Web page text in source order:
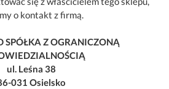
o kontakt z firmą.
SPÓŁKA Z OGRANICZONĄ
ul. Leśna 38
031 Osielsko